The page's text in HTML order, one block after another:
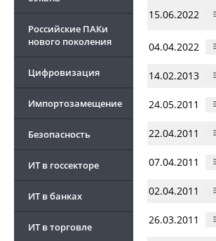
Российские ПАКи
нового поколения
Цифровизация
Импортозамещение
Безопасность
ИТ в госсекторе
ИТ в банках
ИТ в торговле
15.06.2022
04.04.2022
14.02.2013
24.05.2011
22.04.2011
07.04.2011
02.04.2011
26.03.2011